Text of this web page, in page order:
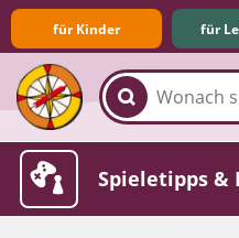
für Kinder für
Familie &
Spieletipps &